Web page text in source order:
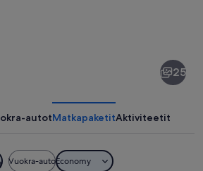
25
autotMatkapaketitAktiviteetit
Vuokra-autoEconomy